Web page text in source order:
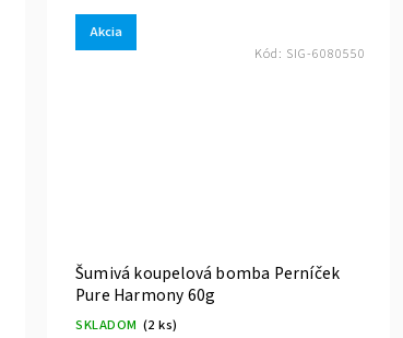
Akcia
Šumivá koupelová bomba Perníček
Pure Harmony 60g
SKLADOM (2 ks)
Kód: SIG-6080550